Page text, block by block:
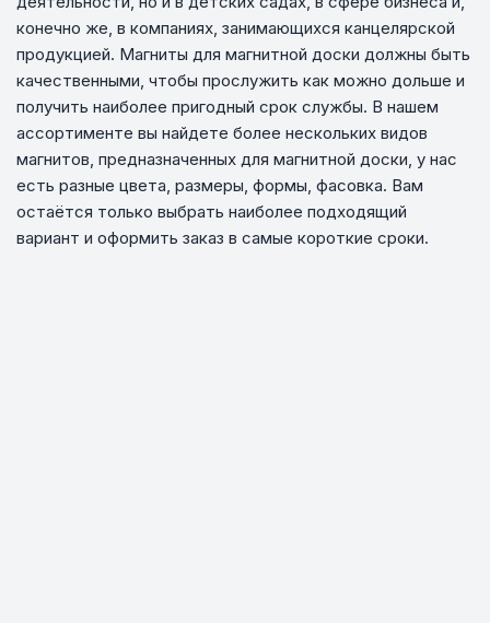
конечно же, в компаниях, занимающихся канцелярской
продукцией. Магниты для магнитной доски должны быть
качественными, чтобы прослужить как можно дольше и
получить наиболее пригодный срок службы. В нашем
ассортименте вы найдете более нескольких видов
магнитов, предназначенных для магнитной доски, у нас
есть разные цвета, размеры, формы, фасовка. Вам
остаётся только выбрать наиболее подходящий
вариант и оформить заказ в самые короткие сроки.